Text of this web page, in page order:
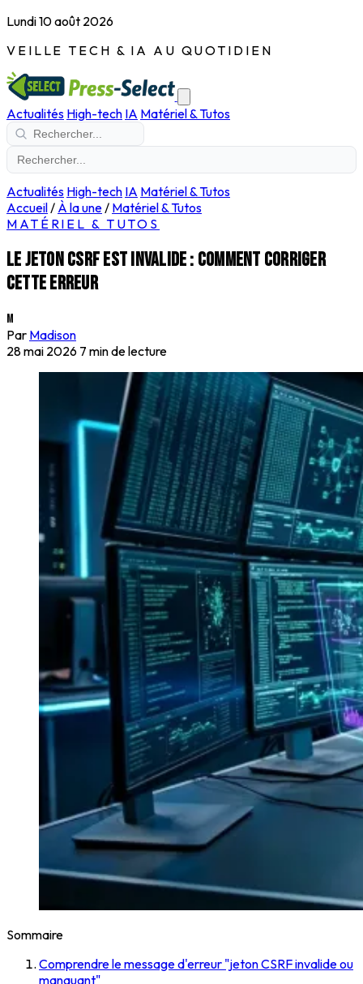
Lundi 10 août 2026
VEILLE TECH & IA AU QUOTIDIEN
Actualités High-tech IA Matériel & Tutos
Actualités High-tech IA Matériel & Tutos
Accueil/ À la une/ Matériel & Tutos
MATÉRIEL & TUTOS
Le jeton CSRF est invalide : comment corriger
cette erreur
M
Par Madison
28 mai 2026 7 min de lecture
Sommaire
Comprendre le message d'erreur "jeton CSRF invalide ou
manquant"